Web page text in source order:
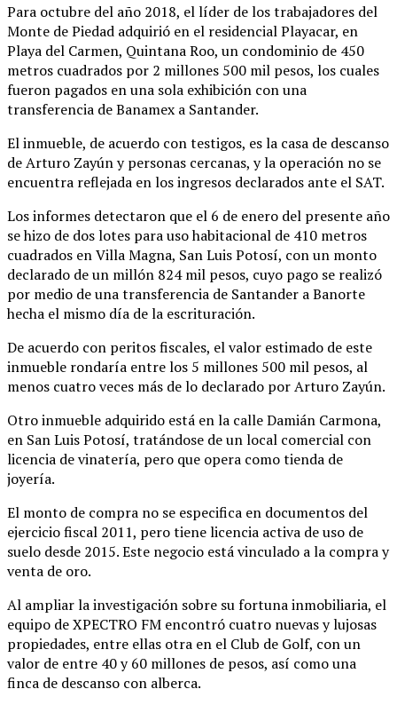
Para octubre del año 2018, el líder de los trabajadores del
Monte de Piedad adquirió en el residencial Playacar, en
Playa del Carmen, Quintana Roo, un condominio de 450
metros cuadrados por 2 millones 500 mil pesos, los cuales
fueron pagados en una sola exhibición con una
transferencia de Banamex a Santander.
El inmueble, de acuerdo con testigos, es la casa de descanso
de Arturo Zayún y personas cercanas, y la operación no se
encuentra reflejada en los ingresos declarados ante el SAT.
Los informes detectaron que el 6 de enero del presente año
se hizo de dos lotes para uso habitacional de 410 metros
cuadrados en Villa Magna, San Luis Potosí, con un monto
declarado de un millón 824 mil pesos, cuyo pago se realizó
por medio de una transferencia de Santander a Banorte
hecha el mismo día de la escrituración.
De acuerdo con peritos fiscales, el valor estimado de este
inmueble rondaría entre los 5 millones 500 mil pesos, al
menos cuatro veces más de lo declarado por Arturo Zayún.
Otro inmueble adquirido está en la calle Damián Carmona,
en San Luis Potosí, tratándose de un local comercial con
licencia de vinatería, pero que opera como tienda de
joyería.
El monto de compra no se especifica en documentos del
ejercicio fiscal 2011, pero tiene licencia activa de uso de
suelo desde 2015. Este negocio está vinculado a la compra y
venta de oro.
Al ampliar la investigación sobre su fortuna inmobiliaria, el
equipo de XPECTRO FM encontró cuatro nuevas y lujosas
propiedades, entre ellas otra en el Club de Golf, con un
valor de entre 40 y 60 millones de pesos, así como una
finca de descanso con alberca.